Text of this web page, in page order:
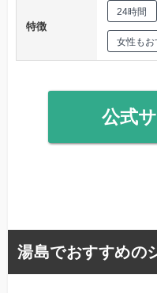
特徴
24時間
女性もお
公式
湯島でおすすめの